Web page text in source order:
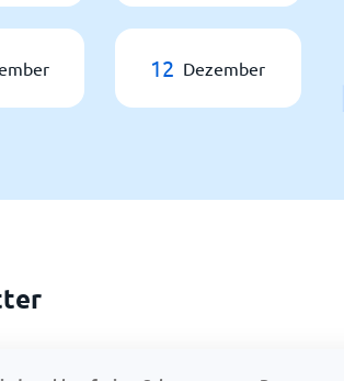
12 Dezember